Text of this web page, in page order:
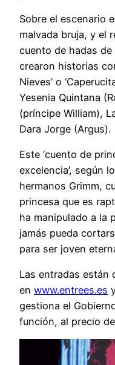
Sobre el escenario
malvada bruja, y el
cuento de hadas
crearon historias
Nieves’ o
Yesenia Quintana
(príncipe William),
Dara Jorge (Argus).
Este ‘cuento de
excelencia’, según
hermanos Grimm,
princesa que es
ha manipulado a la
jamás pueda
para ser joven
Las entradas están
en www.entrees.es
gestiona el
función, al precio